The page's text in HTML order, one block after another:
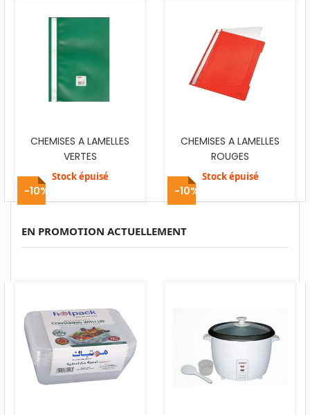
CHEMISES A LAMELLES
VERTES
Stock épuisé
CHEMISES A LAMELLES
ROUGES
Stock épuisé
EN PROMOTION ACTUELLEMENT
-10% -10%